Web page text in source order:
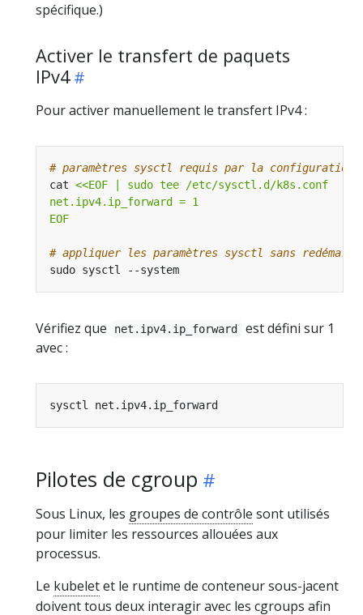
spécifique.)
Activer le transfert de paquets
IPv4
Pour activer manuellement le transfert IPv4 :
# paramètres sysctl requis par la configuration,
cat
EOF
# appliquer les paramètres sysctl sans
Vérifiez que net.ipv4.ip_forward
est défini sur 1
avec :
Pilotes de cgroup
Sous Linux, les groupes de contrôle sont utilisés
pour limiter les ressources allouées aux
processus.
Le kubeletet le runtime de conteneur sous-jacent
doivent tous deux interagir avec les cgroups afin